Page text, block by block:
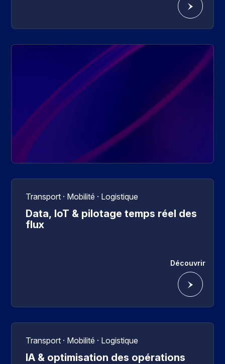
Transport · Mobilité · Logistique
Data, IoT & pilotage temps réel des
flux
Découvrir
Transport · Mobilité · Logistique
IA & optimisation des opérations